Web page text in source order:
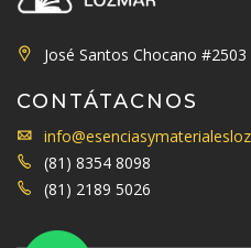
José Santos Chocano
CONTÁTACNOS
(81) 8354 8098
(81) 2189 5026